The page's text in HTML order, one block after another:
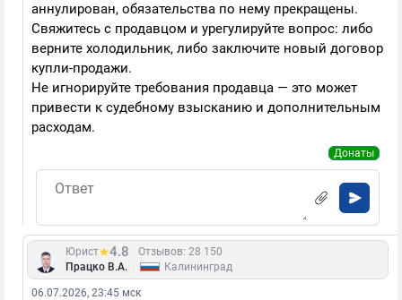
аннулирован, обязательства по нему прекращены.
Свяжитесь с продавцом и урегулируйте вопрос: либо
верните холодильник, либо заключите новый договор
купли-продажи.
Не игнорируйте требования продавца — это может
привести к судебному взысканию и дополнительным
расходам.
Донаты
Юрист 4.8
Отзывов: 28 150
Працко В.А.
Калининград
06.07.2026, 23:45 мск